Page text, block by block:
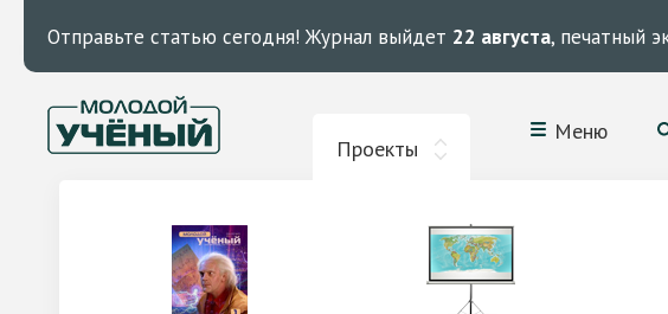
Отправьте статью сегодня! Журнал выйдет 22 августа, печатный
Проекты
Меню